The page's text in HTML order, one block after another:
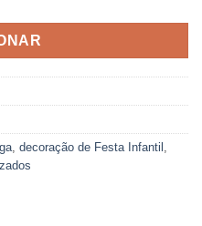
, decoração de Festa Infantil ,